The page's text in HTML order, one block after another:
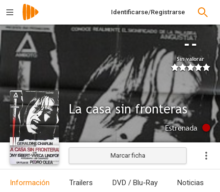
Identificarse/Registrarse
--
Sin valorar
La casa sin fronteras
Estrenada
Marcar ficha
Información Trailers DVD / Blu-Ray Noticias